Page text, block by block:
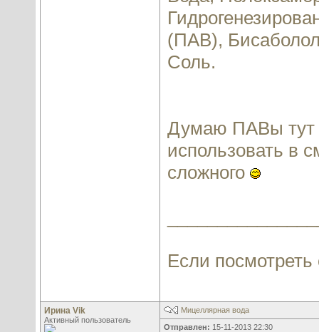
(ПАВ),
Соль.
Думаю ПАВы тут
использовать в
сложного
Если посмотреть
Ирина Vik
Активный пользователь
Мицеллярная вода
Отправлен: 15-11-2013 22:30